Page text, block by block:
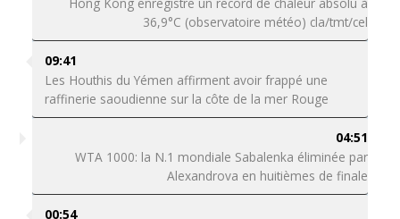
36,9°C (observatoire météo) cla/tmt/cel
09:41
Les Houthis du Yémen affirment avoir frappé une
raffinerie saoudienne sur la côte de la mer Rouge
04:51
WTA 1000: la N.1 mondiale Sabalenka éliminée par
Alexandrova en huitièmes de finale
00:54